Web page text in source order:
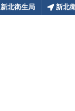
新北衛生局 新北